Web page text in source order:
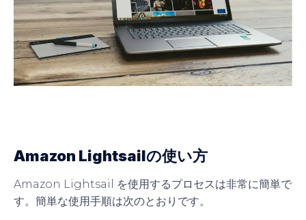
Amazon Lightsailの使い方
Amazon Lightsail を使用するプロセスは非常に簡単で
す。簡単な使用手順は次のとおりです。